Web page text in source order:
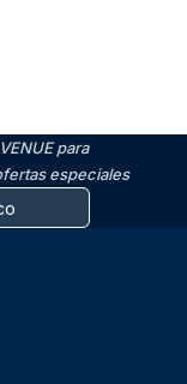
para
especiales